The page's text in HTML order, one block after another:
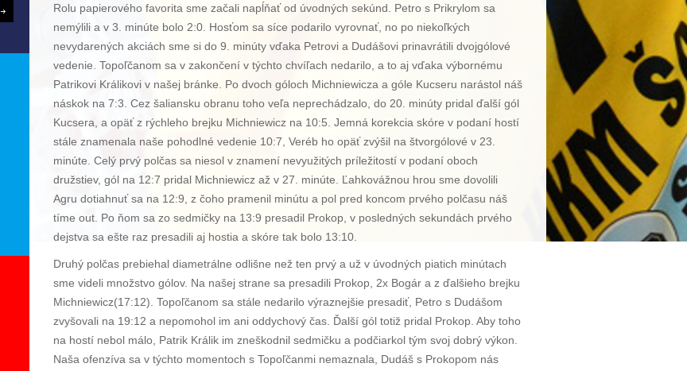
Rolu papierového favorita sme začali napĺňať od úvodných sekúnd. Petro s Prikrylom sa
nemýlili a v 3. minúte bolo 2:0. Hosťom sa síce podarilo vyrovnať, no po niekoľkých
nevydarených akciách sme si do 9. minúty vďaka Petrovi a Dudášovi prinavrátili dvojgólové
vedenie. Topoľčanom sa v zakončení v týchto chvíľach nedarilo, a to aj vďaka výbornému
Patrikovi Králikovi v našej bránke. Po dvoch góloch Michniewicza a góle Kucseru narástol náš
náskok na 7:3. Cez šaliansku obranu toho veľa neprechádzalo, do 20. minúty pridal ďalší gól
Kucsera, a opäť z rýchleho brejku Michniewicz na 10:5. Jemná korekcia skóre v podaní hostí
stále znamenala naše pohodlné vedenie 10:7, Veréb ho opäť zvýšil na štvorgólové v 23.
minúte. Celý prvý polčas sa niesol v znamení nevyužitých príležitostí v podaní oboch
družstiev, gól na 12:7 pridal Michniewicz až v 27. minúte. Ľahkovážnou hrou sme dovolili
Agru dotiahnuť sa na 12:9, z čoho pramenil minútu a pol pred koncom prvého polčasu náš
tíme out. Po ňom sa zo sedmičky na 13:9 presadil Prokop, v posledných sekundách prvého
dejstva sa ešte raz presadili aj hostia a skóre tak bolo 13:10.
Druhý polčas prebiehal diametrálne odlišne než ten prvý a už v úvodných piatich minútach
sme videli množstvo gólov. Na našej strane sa presadili Prokop, 2x Bogár a z ďalšieho brejku
Michniewicz(17:12). Topoľčanom sa stále nedarilo výraznejšie presadiť, Petro s Dudášom
zvyšovali na 19:12 a nepomohol im ani oddychový čas. Ďalší gól totiž pridal Prokop. Aby toho
na hostí nebol málo, Patrik Králik im zneškodnil sedmičku a podčiarkol tým svoj dobrý výkon.
Naša ofenzíva sa v týchto momentoch s Topoľčanmi nemaznala, Dudáš s Prokopom nás